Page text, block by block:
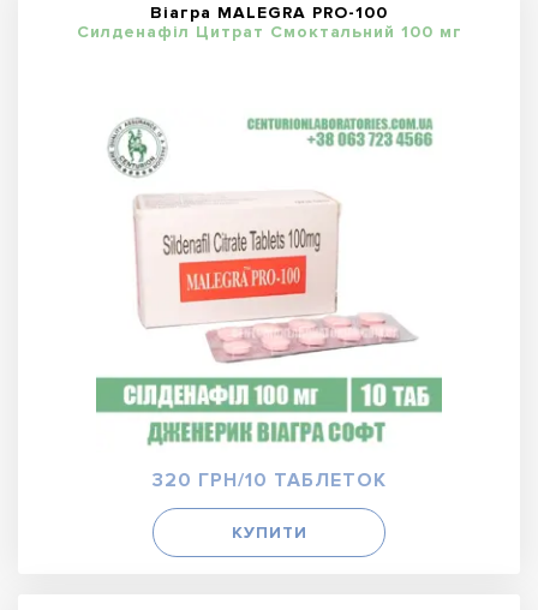
Віагра MALEGRA PRO-100
Силденафіл Цитрат Смоктальний 100 мг
320 ГРН/10 ТАБЛЕТОК
КУПИТИ